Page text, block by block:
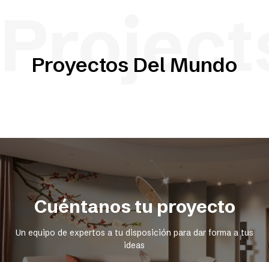
Proyectos Del Mundo
Cuéntanos tu proyecto
Un equipo de expertos a tu disposición para dar forma a tus
ideas